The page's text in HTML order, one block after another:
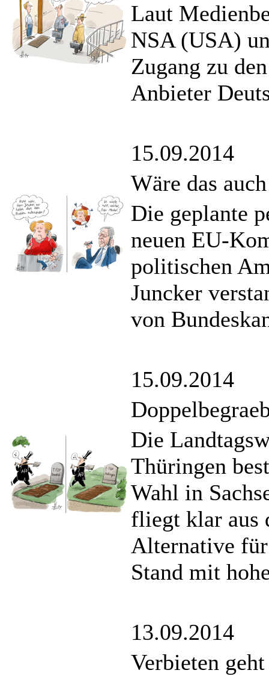
Laut
NSA (USA)
Zugang zu
Anbieter
15.09.2014
Wäre das
Die geplante
neuen EU-
politischen
Juncker
von
15.09.2014
Die
Thüringen
Wahl in
fliegt klar aus
Alternative
Stand mit
13.09.2014
Verbieten